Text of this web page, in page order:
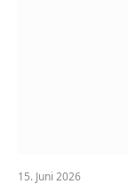
15. Juni 2026